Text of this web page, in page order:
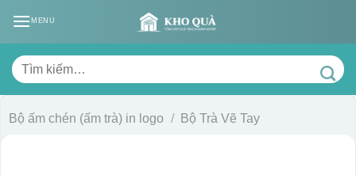
MENU
Tìm
kiếm:
Bộ ấm chén (ấm trà) in logo / Bộ Trà Vẽ Tay